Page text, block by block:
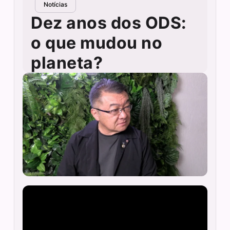
Notícias
Dez anos dos ODS:
o que mudou no
planeta?